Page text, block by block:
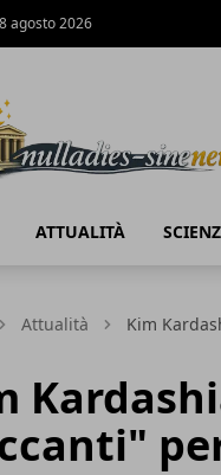
agosto 2026
ATTUALITÀ
Attualità Kim